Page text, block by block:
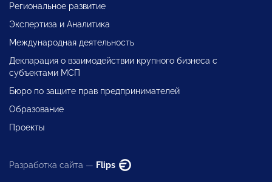
Региональное развитие
Экспертиза и Аналитика
Международная деятельность
Декларация о взаимодействии крупного бизнеса с
субъектами МСП
Бюро по защите прав предпринимателей
Образование
Проекты
Разработка сайта — Flips